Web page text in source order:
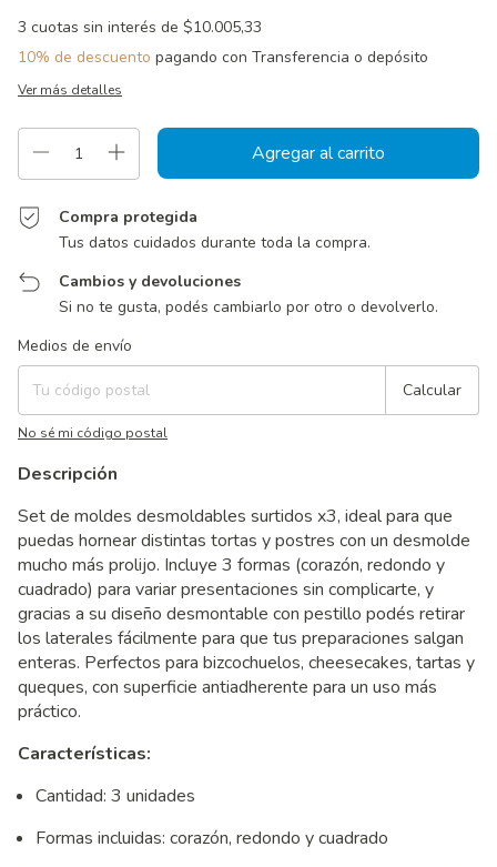
3 cuotas sin interés de $10.005,33
10% de descuento pagando con Transferencia o depósito
Ver más detalles
Compra protegida
Tus datos cuidados durante toda la compra.
Cambios y devoluciones
Si no te gusta, podés cambiarlo por otro o devolverlo.
Entregas para el CP:
Medios de envío
Calcular
No sé mi código postal
Descripción
Set de moldes desmoldables surtidos x3, ideal para que
puedas hornear distintas tortas y postres con un desmolde
mucho más prolijo. Incluye 3 formas (corazón, redondo y
cuadrado) para variar presentaciones sin complicarte, y
gracias a su diseño desmontable con pestillo podés retirar
los laterales fácilmente para que tus preparaciones salgan
enteras. Perfectos para bizcochuelos, cheesecakes, tartas y
queques, con superficie antiadherente para un uso más
práctico.
Características:
Cantidad: 3 unidades
Formas incluidas: corazón, redondo y cuadrado